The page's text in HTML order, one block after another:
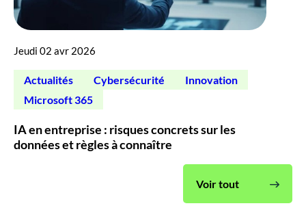
Jeudi 02 avr 2026
Actualités Cybersécurité
Innovation
Microsoft 365
IA en entreprise : risques concrets sur les
données et règles à connaître
Voir tout